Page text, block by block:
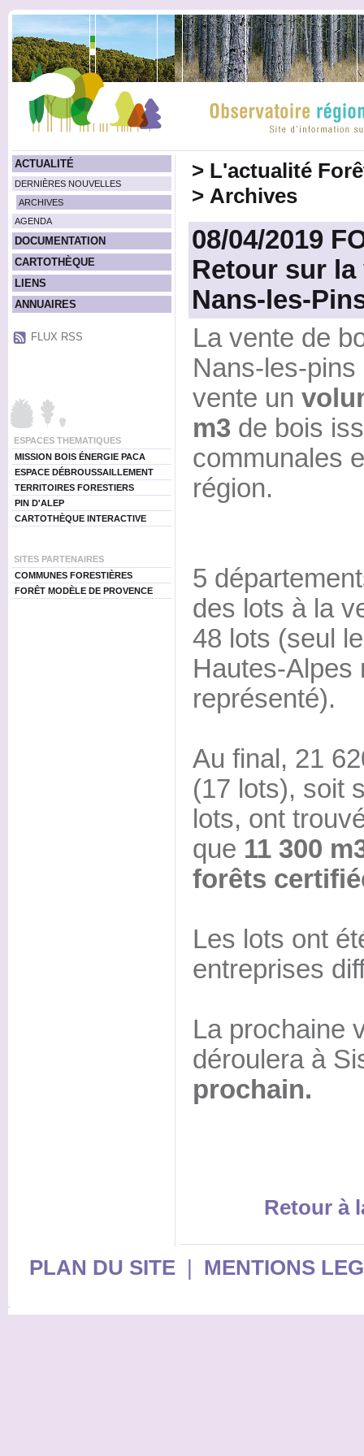
ACTUALITÉ
DERNIÈRES NOUVELLES
ARCHIVES
AGENDA
DOCUMENTATION
CARTOTHÈQUE
LIENS
ANNUAIRES
FLUX RSS
ESPACES THEMATIQUES
MISSION BOIS ÉNERGIE PACA
ESPACE DÉBROUSSAILLEMENT
TERRITOIRES FORESTIERS
PIN D'ALEP
CARTOTHÈQUE INTERACTIVE
SITES PARTENAIRES
COMMUNES FORESTIÈRES
FORÊT MODÈLE DE PROVENCE
> L'actualité
> Archives
08/04/2019
Retour sur
Nans-les-
La vente de
Nans-les-
vente un
m3 de bois
communales
région.
5
des lots à la
48 lots (seul
Hautes-Alpes
représenté).
Au final, 21
(17 lots), soit
lots, ont
que 11 300
forêts
Les lots ont
entreprises
La prochaine
déroulera à
prochain.
Retour à
PLAN DU SITE| MENTIONS